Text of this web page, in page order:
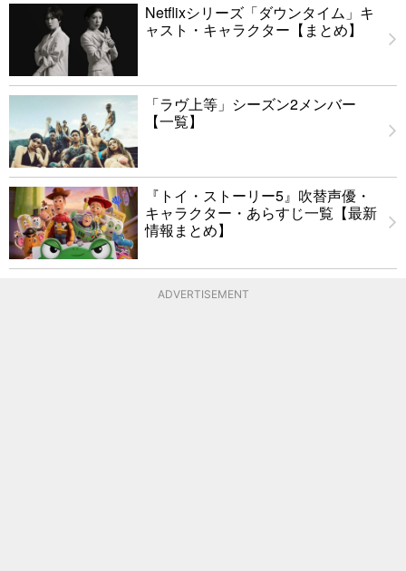
Netflixシリーズ「ダウンタイム」キ
ャスト・キャラクター【まとめ】
「ラヴ上等」シーズン2メンバー
【一覧】
『トイ・ストーリー5』吹替声優・
キャラクター・あらすじ一覧【最新
情報まとめ】
ADVERTISEMENT